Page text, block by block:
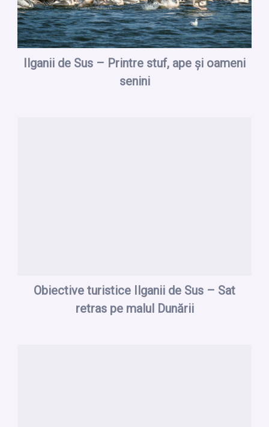
Ilganii de Sus – Printre stuf, ape și oameni
senini
Obiective turistice Ilganii de Sus – Sat
retras pe malul Dunării